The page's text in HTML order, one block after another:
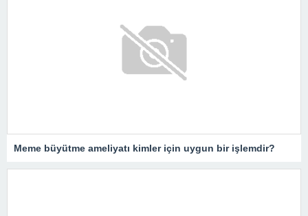
Meme büyütme ameliyatı kimler için uygun bir işlemdir?